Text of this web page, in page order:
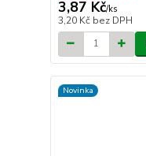
3,87 Kč/ks
3,20 Kč bez DPH
Novinka